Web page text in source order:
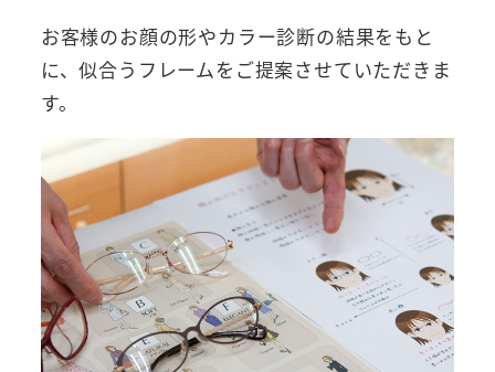
お客様のお顔の形やカラー診断の結果をもと
に、似合うフレームをご提案させていただきま
す。